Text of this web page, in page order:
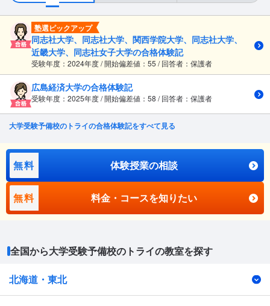
塾選ピックアップ
同志社大学、同志社大学、関西学院大学、同志社大学、
近畿大学、同志社女子大学の合格体験記
受験年度：2024年度 / 開始偏差値：55 / 回答者：保護者
広島経済大学の合格体験記
受験年度：2025年度 / 開始偏差値：58 / 回答者：保護者
大学受験予備校のトライの合格体験記をすべて見る
無料 体験授業の相談
無料 料金・コースを知りたい
全国から大学受験予備校のトライの教室を探す
北海道・東北